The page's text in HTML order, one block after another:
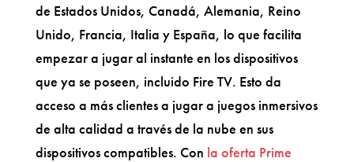
de Estados Unidos, Canadá, Alemania, Reino
Unido, Francia, Italia y España, lo que facilita
empezar a jugar al instante en los dispositivos
que ya se poseen, incluido Fire TV. Esto da
acceso a más clientes a jugar a juegos inmersivos
de alta calidad a través de la nube en sus
dispositivos compatibles. Con la oferta Prime